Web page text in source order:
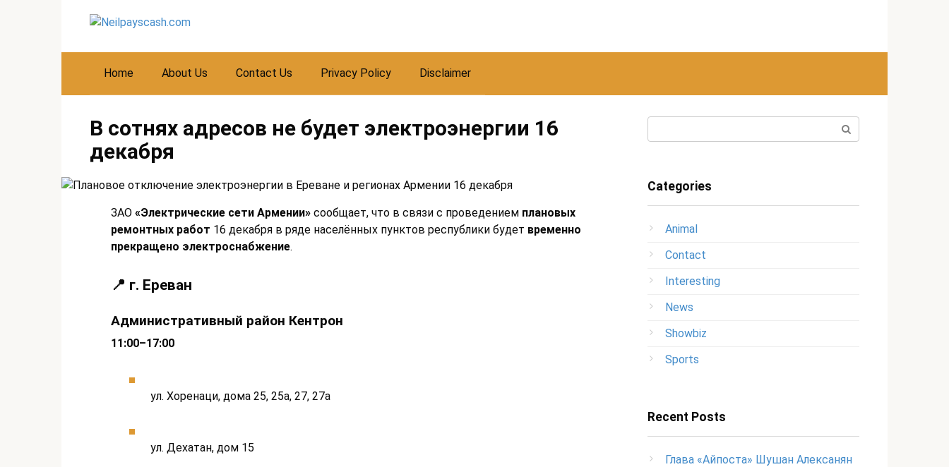
Home About Us Contact Us Privacy Policy Disclaimer
В сотнях адресов не будет электроэнергии 16
декабря
ЗАО «Электрические сети Армении» сообщает, что в связи с проведением плановых
ремонтных работ 16 декабря в ряде населённых пунктов республики будет временно
прекращено электроснабжение.
📍 г. Ереван
Административный район Кентрон
11:00–17:00
ул. Хоренаци, дома 25, 25а, 27, 27а
ул. Дехатан, дом 15
Categories
Animal
Contact
Interesting
News
Showbiz
Sports
Recent Posts
Глава «Айпоста» Шушан Алексанян